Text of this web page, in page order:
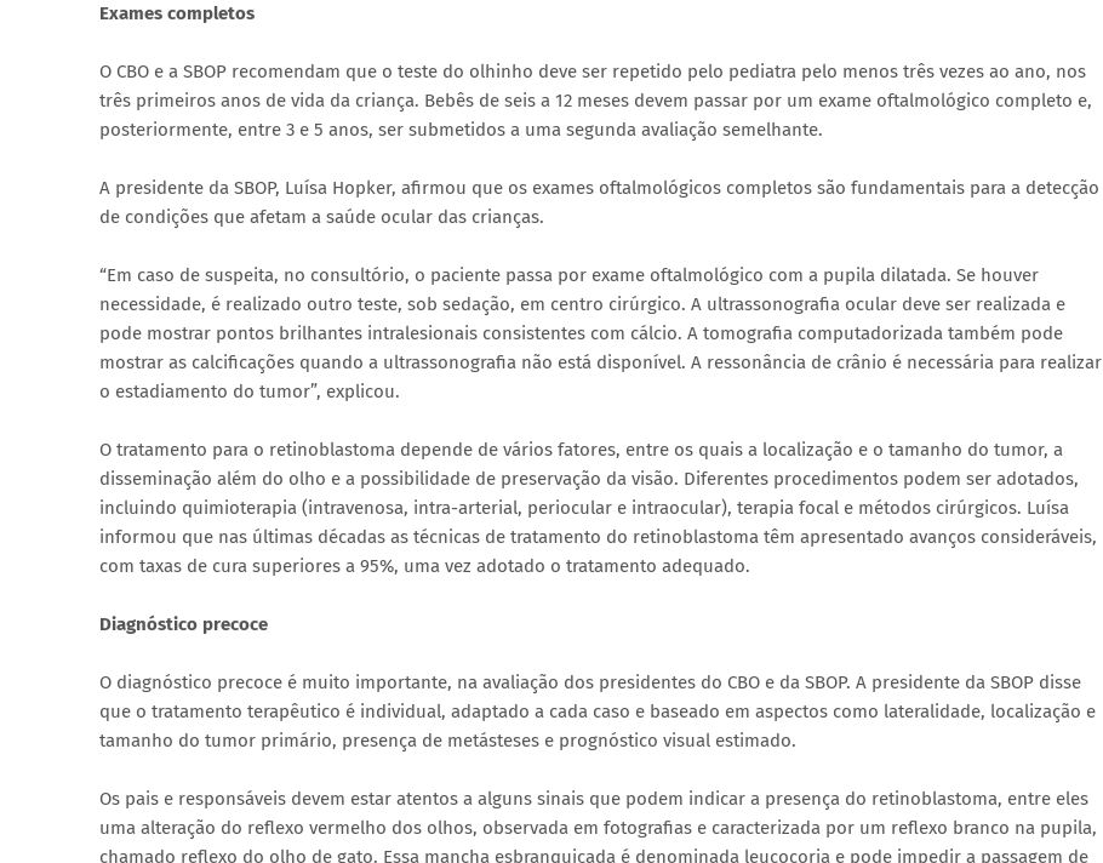
Exames completos
O CBO e a SBOP recomendam que o teste do olhinho deve ser repetido pelo pediatra pelo menos três vezes ao ano, nos
três primeiros anos de vida da criança. Bebês de seis a 12 meses devem passar por um exame oftalmológico completo e,
posteriormente, entre 3 e 5 anos, ser submetidos a uma segunda avaliação semelhante.
A presidente da SBOP, Luísa Hopker, afirmou que os exames oftalmológicos completos são fundamentais para a detecção
de condições que afetam a saúde ocular das crianças.
“Em caso de suspeita, no consultório, o paciente passa por exame oftalmológico com a pupila dilatada. Se houver
necessidade, é realizado outro teste, sob sedação, em centro cirúrgico. A ultrassonografia ocular deve ser realizada e
pode mostrar pontos brilhantes intralesionais consistentes com cálcio. A tomografia computadorizada também pode
mostrar as calcificações quando a ultrassonografia não está disponível. A ressonância de crânio é necessária para realizar
o estadiamento do tumor”, explicou.
O tratamento para o retinoblastoma depende de vários fatores, entre os quais a localização e o tamanho do tumor, a
disseminação além do olho e a possibilidade de preservação da visão. Diferentes procedimentos podem ser adotados,
incluindo quimioterapia (intravenosa, intra-arterial, periocular e intraocular), terapia focal e métodos cirúrgicos. Luísa
informou que nas últimas décadas as técnicas de tratamento do retinoblastoma têm apresentado avanços consideráveis,
com taxas de cura superiores a 95%, uma vez adotado o tratamento adequado.
Diagnóstico precoce
O diagnóstico precoce é muito importante, na avaliação dos presidentes do CBO e da SBOP. A presidente da SBOP disse
que o tratamento terapêutico é individual, adaptado a cada caso e baseado em aspectos como lateralidade, localização e
tamanho do tumor primário, presença de metásteses e prognóstico visual estimado.
Os pais e responsáveis devem estar atentos a alguns sinais que podem indicar a presença do retinoblastoma, entre eles
uma alteração do reflexo vermelho dos olhos, observada em fotografias e caracterizada por um reflexo branco na pupila,
chamado reflexo do olho de gato. Essa mancha esbranquiçada é denominada leucocoria e pode impedir a passagem de